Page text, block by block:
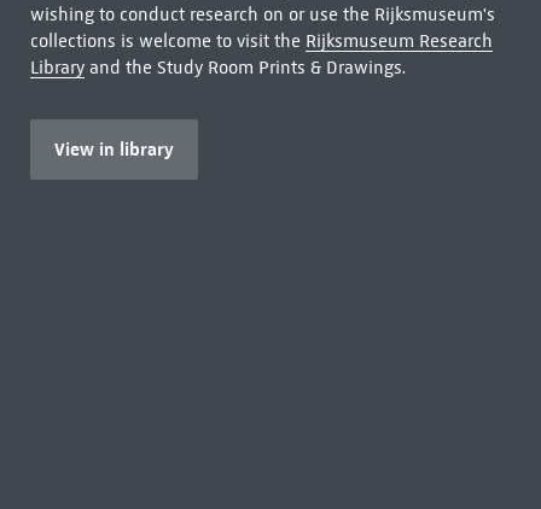
wishing to conduct research on or use the Rijksmuseum's
collections is welcome to visit the Rijksmuseum Research
Libraryand the Study Room Prints & Drawings.
View in library